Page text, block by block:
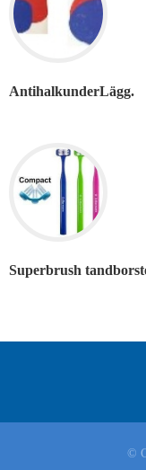
AntihalkunderLägg.
Superbrush
©